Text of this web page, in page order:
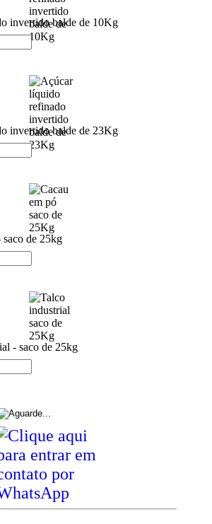
invertido balde de 10Kg
invertido balde de 23Kg
de 25kg
- saco de 25kg